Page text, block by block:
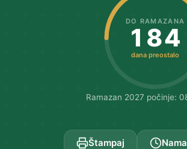
DO RAMAZANA
184
dana preostalo
Ramazan 2027 počinje:
Štampaj